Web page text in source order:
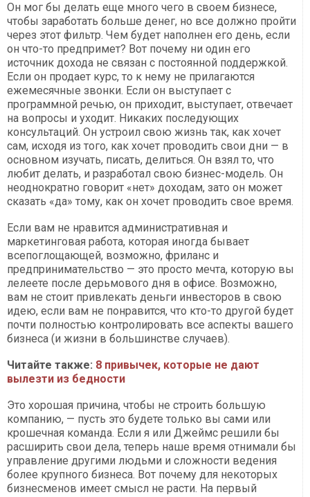
Он мог бы делать еще много чего в своем бизнесе,
чтобы заработать больше денег, но все должно пройти
через этот фильтр. Чем будет наполнен его день, если
он что-то предпримет? Вот почему ни один его
источник дохода не связан с постоянной поддержкой.
Если он продает курс, то к нему не прилагаются
ежемесячные звонки. Если он выступает с
программной речью, он приходит, выступает, отвечает
на вопросы и уходит. Никаких последующих
консультаций. Он устроил свою жизнь так, как хочет
сам, исходя из того, как хочет проводить свои дни — в
основном изучать, писать, делиться. Он взял то, что
любит делать, и разработал свою бизнес-модель. Он
неоднократно говорит «нет» доходам, зато он может
сказать «да» тому, как он хочет проводить свое время.
Если вам не нравится административная и
маркетинговая работа, которая иногда бывает
всепоглощающей, возможно, фриланс и
предпринимательство — это просто мечта, которую вы
лелеете после дерьмового дня в офисе. Возможно,
вам не стоит привлекать деньги инвесторов в свою
идею, если вам не понравится, что кто-то другой будет
почти полностью контролировать все аспекты вашего
бизнеса (и жизни в большинстве случаев).
Читайте также: 8 привычек, которые не дают
вылезти из бедности
Это хорошая причина, чтобы не строить большую
компанию, — пусть это будете только вы сами или
крошечная команда. Если я или Джеймс решили бы
расширить свои дела, теперь наше время отнимали бы
управление другими людьми и сложности ведения
более крупного бизнеса. Вот почему для некоторых
бизнесменов имеет смысл не расти. На первый